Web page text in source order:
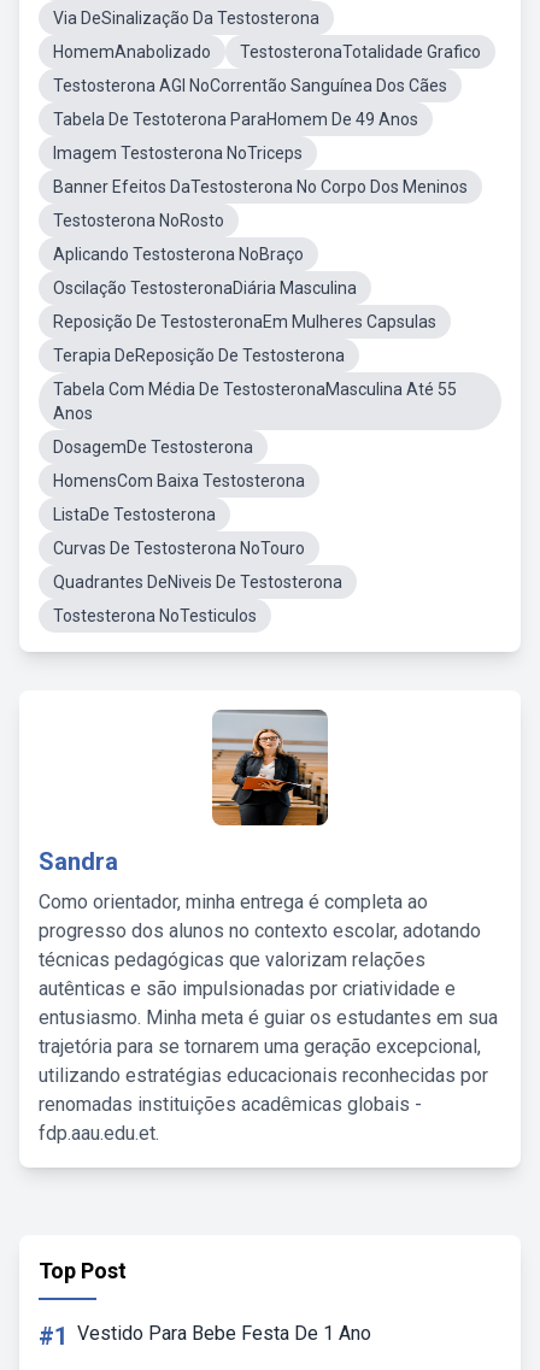
Via DeSinalização Da Testosterona
HomemAnabolizado
TestosteronaTotalidade Grafico
Testosterona AGI NoCorrentão Sanguínea Dos Cães
Tabela De Testoterona ParaHomem De 49 Anos
Imagem Testosterona NoTriceps
Banner Efeitos DaTestosterona No Corpo Dos Meninos
Testosterona NoRosto
Aplicando Testosterona NoBraço
Oscilação TestosteronaDiária Masculina
Reposição De TestosteronaEm Mulheres Capsulas
Terapia DeReposição De Testosterona
Tabela Com Média De TestosteronaMasculina Até 55
Anos
DosagemDe Testosterona
HomensCom Baixa Testosterona
ListaDe Testosterona
Curvas De Testosterona NoTouro
Quadrantes DeNiveis De Testosterona
Tostesterona NoTesticulos
Sandra
Como orientador, minha entrega é completa ao
progresso dos alunos no contexto escolar, adotando
técnicas pedagógicas que valorizam relações
autênticas e são impulsionadas por criatividade e
entusiasmo. Minha meta é guiar os estudantes em sua
trajetória para se tornarem uma geração excepcional,
utilizando estratégias educacionais reconhecidas por
renomadas instituições acadêmicas globais -
fdp.aau.edu.et.
Top Post
#1 Vestido Para Bebe Festa De 1 Ano